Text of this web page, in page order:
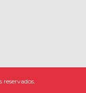
reservados.